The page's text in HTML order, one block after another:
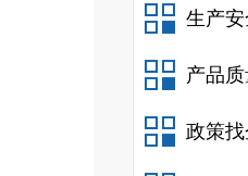
生产安
产品
政策